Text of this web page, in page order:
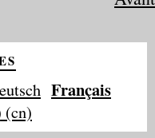
Français
(cn)